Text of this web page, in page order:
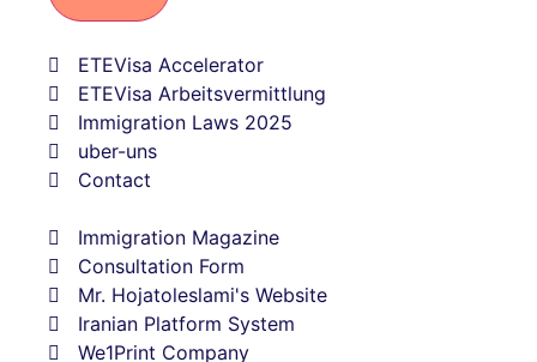
ETEVisa Accelerator
ETEVisa Arbeitsvermittlung
Immigration Laws 2025
uber-uns
Contact
Immigration Magazine
Consultation Form
Mr. Hojatoleslami's Website
Iranian Platform System
We1Print Company